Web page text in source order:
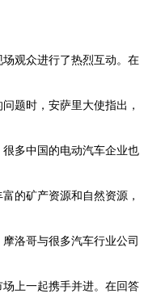
观众进行了热烈互动。在
题时，安萨里大使指出，
多中国的电动汽车企业也
的矿产资源和自然资源，
洛哥与很多汽车行业公司
上一起携手并进。在回答